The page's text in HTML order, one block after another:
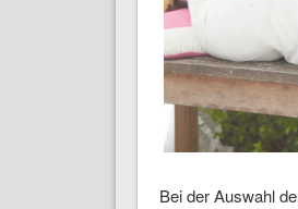
Bei der Auswahl